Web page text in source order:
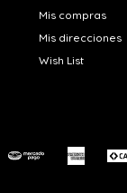
Mis compras
Mis direcciones
Wish List